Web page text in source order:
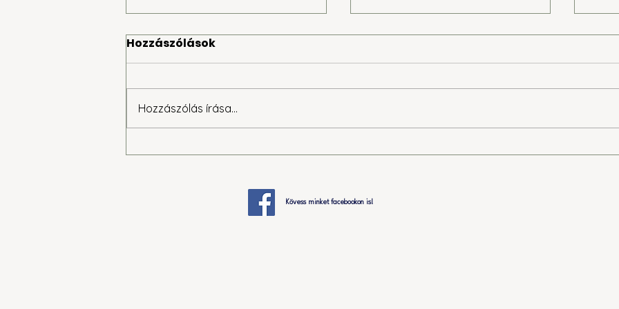
Ilyen volt az ötödik 24
kihívás Marcaliban
III.
Hozzászólások
Hozzászólás írása...
Kövess minket facebookon is!